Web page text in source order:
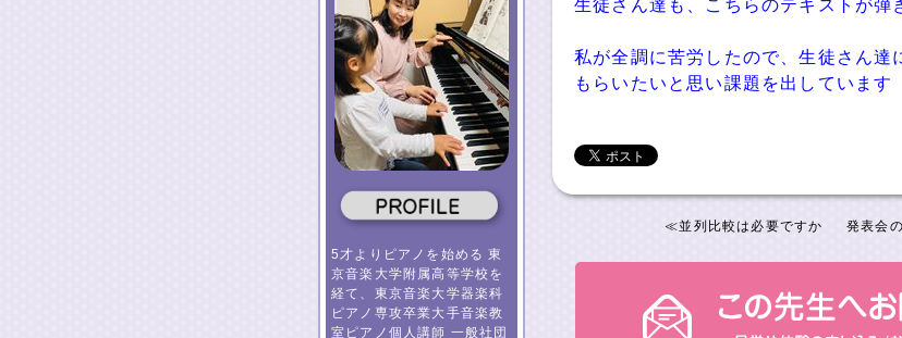
5才よりピアノを始める 東
京音楽大学附属高等学校を
経て、東京音楽大学器楽科
ピアノ専攻卒業大手音楽教
室ピアノ個人講師 一般社団
生徒さん達も、こちらのテキストが弾
私が全調に苦労したので、生徒さん達
もらいたいと思い課題を出しています
≪並列比較は必要ですか 発表会